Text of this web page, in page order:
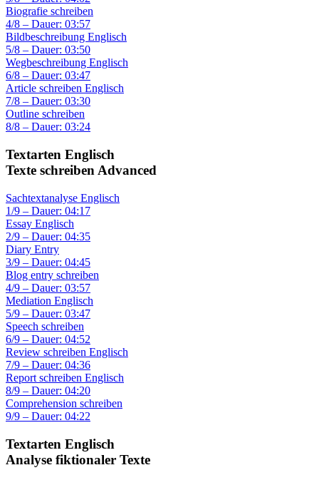
Biografie schreiben
4/8 – Dauer: 03:57
Bildbeschreibung Englisch
5/8 – Dauer: 03:50
Wegbeschreibung Englisch
6/8 – Dauer: 03:47
Article schreiben Englisch
7/8 – Dauer: 03:30
Outline schreiben
8/8 – Dauer: 03:24
Textarten Englisch
Texte schreiben Advanced
Sachtextanalyse Englisch
1/9 – Dauer: 04:17
Essay Englisch
2/9 – Dauer: 04:35
Diary Entry
3/9 – Dauer: 04:45
Blog entry schreiben
4/9 – Dauer: 03:57
Mediation Englisch
5/9 – Dauer: 03:47
Speech schreiben
6/9 – Dauer: 04:52
Review schreiben Englisch
7/9 – Dauer: 04:36
Report schreiben Englisch
8/9 – Dauer: 04:20
Comprehension schreiben
9/9 – Dauer: 04:22
Textarten Englisch
Analyse fiktionaler Texte